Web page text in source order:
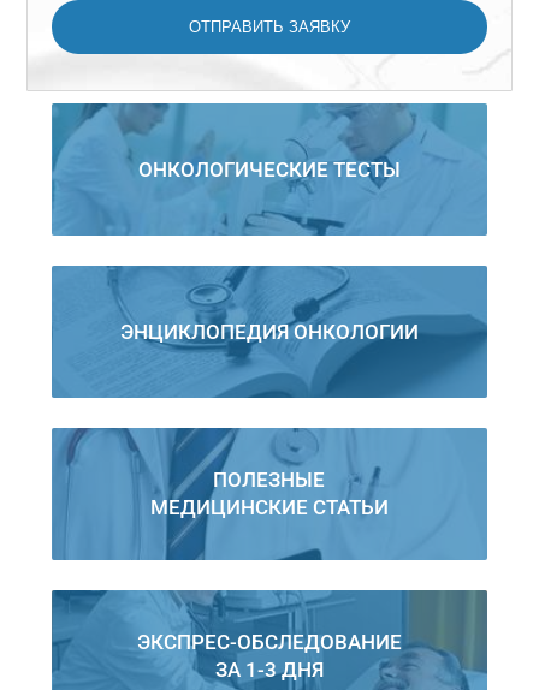
ОНКОЛОГИЧЕСКИЕ ТЕСТЫ
ЭНЦИКЛОПЕДИЯ ОНКОЛОГИИ
ПОЛЕЗНЫЕ
МЕДИЦИНСКИЕ СТАТЬИ
ЭКСПРЕС-ОБСЛЕДОВАНИЕ
ЗА 1-3 ДНЯ